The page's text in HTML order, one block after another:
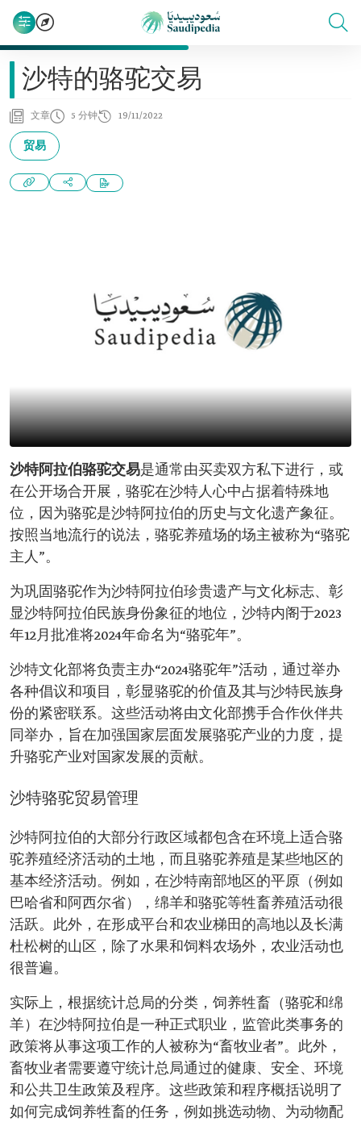
沙特的骆驼交易
文章 5 分钟 19/11/2022
贸易
沙特阿拉伯骆驼交易是通常由买卖双方私下进行，或
在公开场合开展，骆驼在沙特人心中占据着特殊地
位，因为骆驼是沙特阿拉伯的历史与文化遗产象征。
按照当地流行的说法，骆驼养殖场的场主被称为“骆驼
主人”。
为巩固骆驼作为沙特阿拉伯珍贵遗产与文化标志、彰
显沙特阿拉伯民族身份象征的地位，沙特内阁于2023
年12月批准将2024年命名为“骆驼年”。
沙特文化部将负责主办“2024骆驼年”活动，通过举办
各种倡议和项目，彰显骆驼的价值及其与沙特民族身
份的紧密联系。这些活动将由文化部携手合作伙伴共
同举办，旨在加强国家层面发展骆驼产业的力度，提
升骆驼产业对国家发展的贡献。
沙特骆驼贸易管理
沙特阿拉伯的大部分行政区域都包含在环境上适合骆
驼养殖经济活动的土地，而且骆驼养殖是某些地区的
基本经济活动。例如，在沙特南部地区的平原（例如
巴哈省和阿西尔省），绵羊和骆驼等牲畜养殖活动很
活跃。此外，在形成平台和农业梯田的高地以及长满
杜松树的山区，除了水果和饲料农场外，农业活动也
很普遍。
实际上，根据统计总局的分类，饲养牲畜（骆驼和绵
羊）在沙特阿拉伯是一种正式职业，监管此类事务的
政策将从事这项工作的人被称为“畜牧业者”。此外，
畜牧业者需要遵守统计总局通过的健康、安全、环境
和公共卫生政策及程序。这些政策和程序概括说明了
如何完成饲养牲畜的任务，例如挑选动物、为动物配